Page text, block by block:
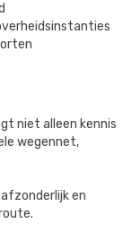
niet alleen kennis
wegennet,
en